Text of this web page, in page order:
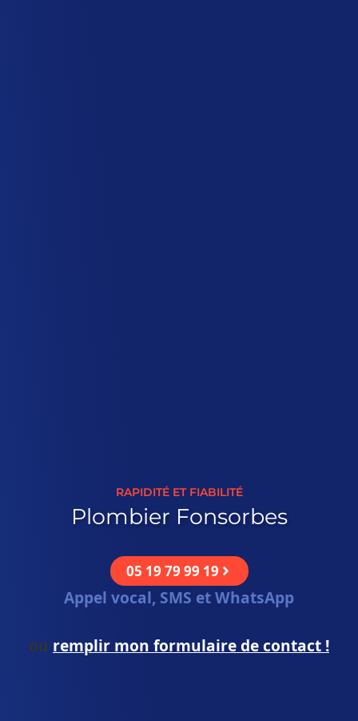
RAPIDITÉ ET FIABILITÉ
Plombier Fonsorbes
05 19 79 99 19
Appel vocal, SMS et WhatsApp
ou remplir mon formulaire de contact !